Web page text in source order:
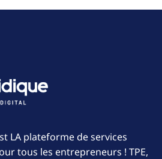
LA plateforme de services
tous les entrepreneurs ! TPE,